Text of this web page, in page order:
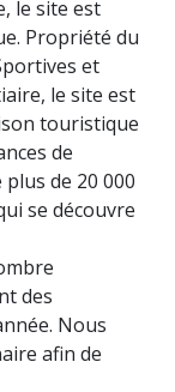
le site est
Propriété du
et
le site est
touristique
de
de 20 000
se découvre
des
Nous
afin de